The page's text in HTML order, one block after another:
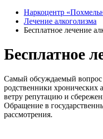
Наркоцентр
Лечение алкоголизма
Бесплатное лечение
Бесплатное
Самый обсуждаемый вопрос
родственники хронических
ветру репутацию и
Обращение в
рассмотрения.